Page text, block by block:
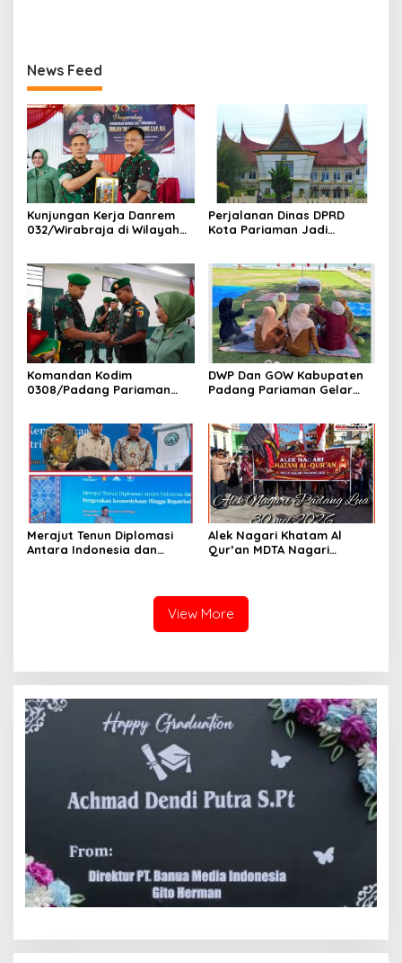
News Feed
Kunjungan Kerja Danrem
032/Wirabraja di Wilayah
Perjalanan Dinas DPRD
Kota Pariaman Jadi
Komandan Kodim
0308/Padang Pariaman
Yonnedi
DWP Dan GOW Kabupaten
Padang Pariaman Gelar
Putih Ketaping
Merajut Tenun Diplomasi
Antara Indonesia dan
Alek Nagari Khatam Al
Qur’an MDTA Nagari
View More